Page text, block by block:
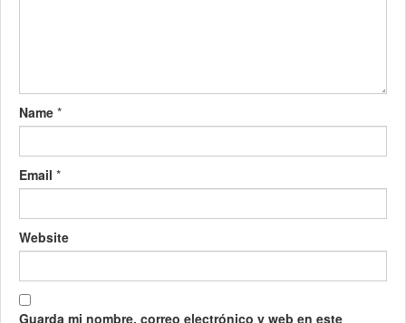
Name *
Email *
Website
Guarda mi nombre, correo electrónico y web en este